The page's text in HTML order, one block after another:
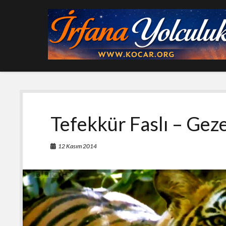
Tefekkür Faslı –
12 Kasım 2014